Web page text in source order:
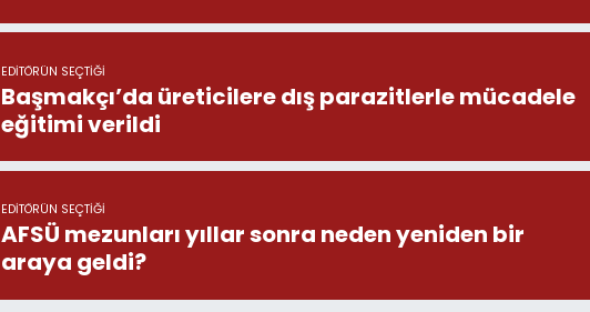
EDITÖRÜN SEÇTIĞI
Başmakçı’da üreticilere dış parazitlerle mücadele
eğitimi verildi
EDITÖRÜN SEÇTIĞI
AFSÜ mezunları yıllar sonra neden yeniden bir
araya geldi?